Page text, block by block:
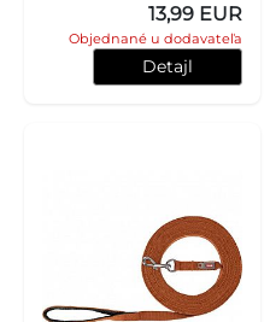
13,99 EUR
Objednané u dodavateľa
Detajl